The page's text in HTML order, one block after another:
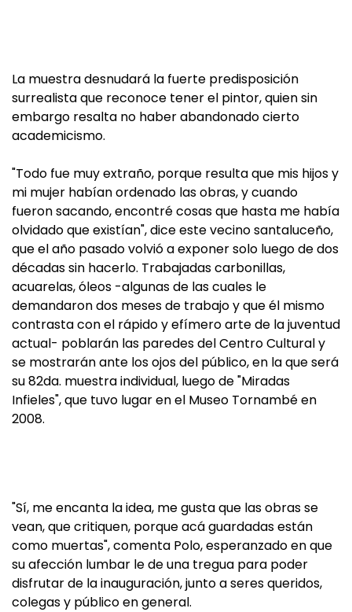
La muestra desnudará la fuerte predisposición
surrealista que reconoce tener el pintor, quien sin
embargo resalta no haber abandonado cierto
academicismo.
"Todo fue muy extraño, porque resulta que mis hijos y
mi mujer habían ordenado las obras, y cuando
fueron sacando, encontré cosas que hasta me había
olvidado que existían", dice este vecino santaluceño,
que el año pasado volvió a exponer solo luego de dos
décadas sin hacerlo. Trabajadas carbonillas,
acuarelas, óleos -algunas de las cuales le
demandaron dos meses de trabajo y que él mismo
contrasta con el rápido y efímero arte de la juventud
actual- poblarán las paredes del Centro Cultural y
se mostrarán ante los ojos del público, en la que será
su 82da. muestra individual, luego de "Miradas
Infieles", que tuvo lugar en el Museo Tornambé en
2008.
"Sí, me encanta la idea, me gusta que las obras se
vean, que critiquen, porque acá guardadas están
como muertas", comenta Polo, esperanzado en que
su afección lumbar le de una tregua para poder
disfrutar de la inauguración, junto a seres queridos,
colegas y público en general.